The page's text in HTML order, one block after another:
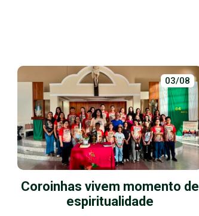
03/08
Coroinhas vivem momento de
espiritualidade